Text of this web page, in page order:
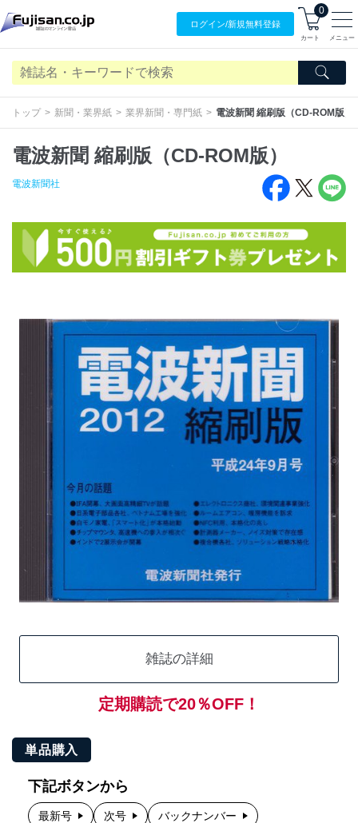
ログイン/新規無料登録
0
カート メニュー
トップ 新聞・業界紙 業界新聞・専門紙 電波新聞 縮刷版（CD-ROM版）
電波新聞 縮刷版（CD-ROM版）
電波新聞社
雑誌の詳細
定期購読で20％OFF！
単品購入
下記ボタンから
最新号 次号 バックナンバー